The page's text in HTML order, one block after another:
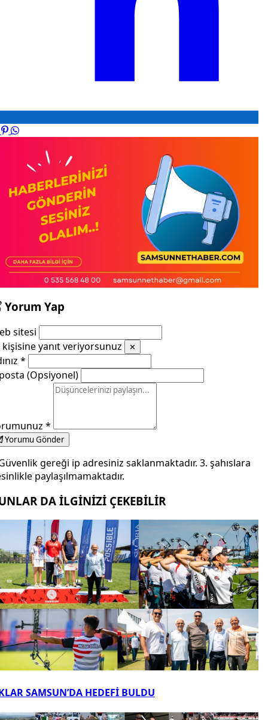
Yorum Yap
sitesi
kişisine yanıt veriyorsunuz
✕
*
(Opsiyonel)
*
Yorumu Gönder
gereği ip adresiniz saklanmaktadır. 3. şahıslara
paylaşılmamaktadır.
DA İLGİNİZİ ÇEKEBİLİR
SAMSUN’DA HEDEFİ BULDU